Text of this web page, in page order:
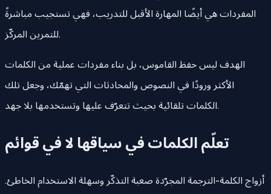
المفردات هي أيضًا المهارة الأقبل للتدريب، فهي تستجيب مباشرةً
للتمرين المركّز.
الهدف ليس حفظ القاموس، بل بناء مفردات عملية من الكلمات
الأكثر ورودًا في النصوص والمحادثات التي تهمّك، وجعل تلك
الكلمات تلقائية بحيث تتعرّف عليها وتستخدمها بلا جهد.
تعلّم الكلمات في سياقها لا في قوائم
أزواج الكلمة-الترجمة المجرّدة صعبة التذكّر وسهلة الاستخدام الخاطئ.